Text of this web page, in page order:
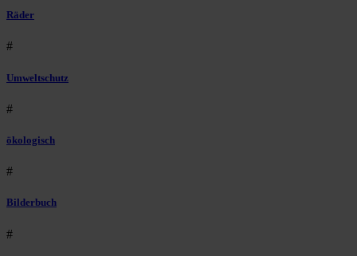
Räder
#
Umweltschutz
#
ökologisch
#
Bilderbuch
#